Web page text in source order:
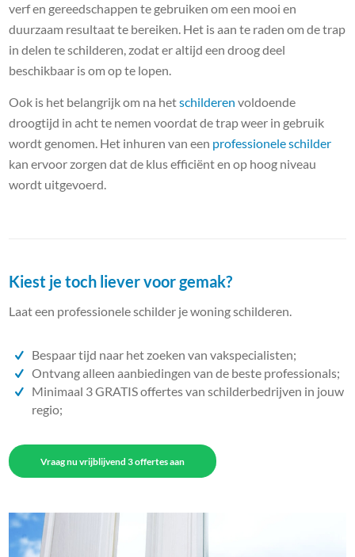
verf en gereedschappen te gebruiken om een mooi en
duurzaam resultaat te bereiken. Het is aan te raden om de trap
in delen te schilderen, zodat er altijd een droog deel
beschikbaar is om op te lopen.
Ook is het belangrijk om na hetschilderen voldoende
droogtijd in acht te nemen voordat de trap weer in gebruik
wordt genomen. Het inhuren van een professionele schilder
kan ervoor zorgen dat de klus efficiënt en op hoog niveau
wordt uitgevoerd.
Kiest je toch liever voor gemak?
Laat een professionele schilder je woning schilderen.
Bespaar tijd naar het zoeken van vakspecialisten;
Ontvang alleen aanbiedingen van de beste professionals;
Minimaal 3 GRATIS offertes van schilderbedrijven in jouw
regio;
Vraag nu vrijblijvend 3 offertes aan